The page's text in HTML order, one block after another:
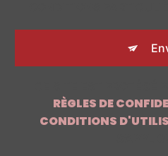
RÈGLES DE
CONDITIONS